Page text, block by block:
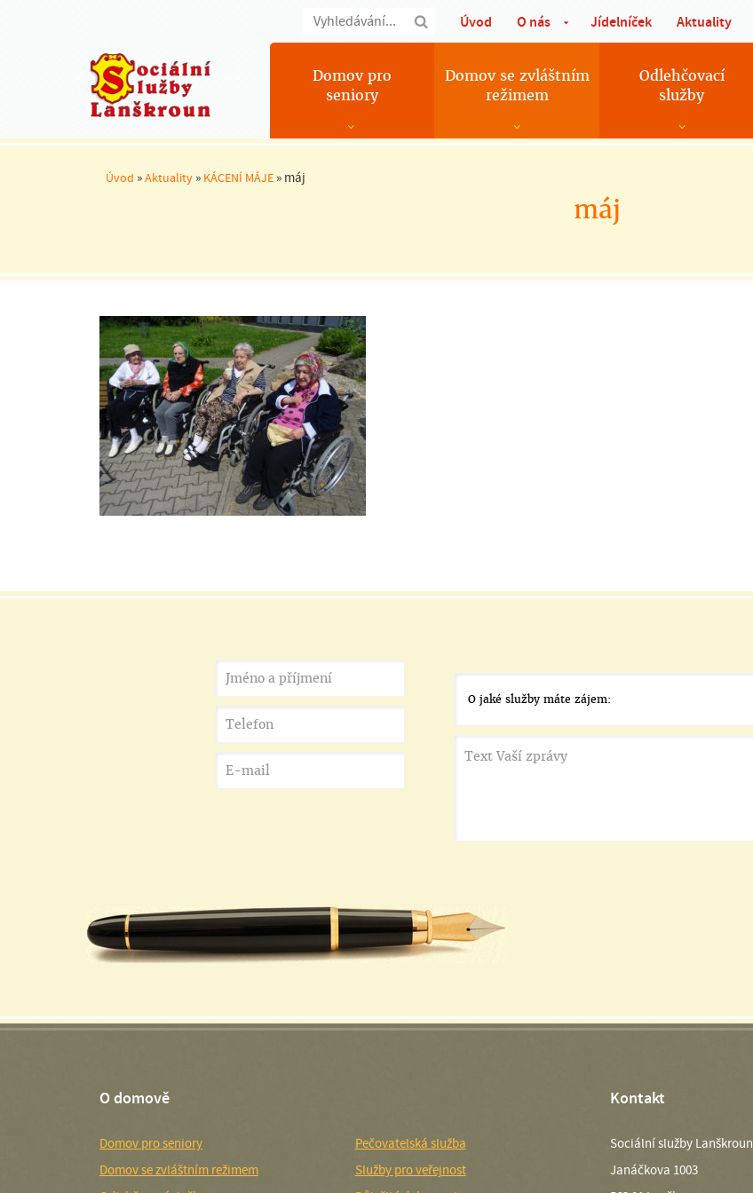
Úvod O nás Jídelníček Aktuality
Domov pro
seniory
Domov se zvláštním
režimem
Odlehčovací
služby
Úvod »Aktuality » KÁCENÍ MÁJE » máj
máj
O domově
Domov pro seniory
Domov se zvláštním režimem
Pečovatelská služba
Služby pro veřejnost
Kontakt
Sociální služby Lanškroun
Janáčkova 1003